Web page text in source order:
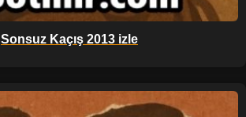
Sonsuz Kaçış 2013 izle